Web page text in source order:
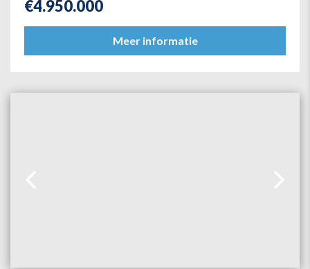
€4.950.000
Meer informatie